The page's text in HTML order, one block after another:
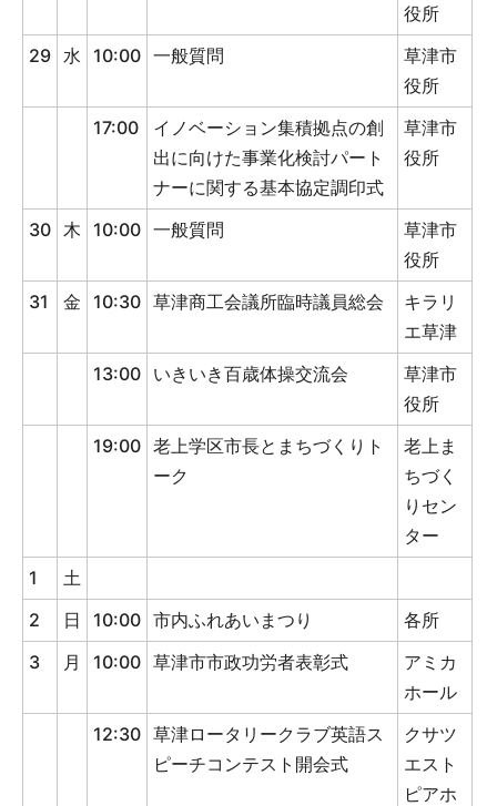
役所
29 水 10:00 一般質問
草津市
役所
17:00
イノベーション集積拠点の創
出に向けた事業化検討パート
ナーに関する基本協定調印式
草津市
役所
30 木 10:00 一般質問
草津市
役所
31
金 10:30 草津商工会議所臨時議員総会
キラリ
エ草津
13:00 いきいき百歳体操交流会
草津市
役所
19:00 老上学区市長とまちづくりト
ーク
老上ま
ちづく
りセン
ター
1
土
2
日 10:00 市内ふれあいまつり
各所
3
月 10:00 草津市市政功労者表彰式
アミカ
ホール
12:30 草津ロータリークラブ英語ス
ピーチコンテスト開会式
クサツ
エスト
ピアホ